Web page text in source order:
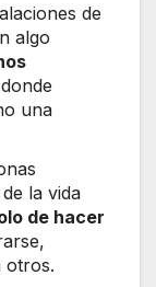
de
algo
una
la vida
de hacer
otros.